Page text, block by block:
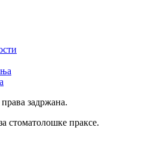
задржана.
стоматолошке праксе.